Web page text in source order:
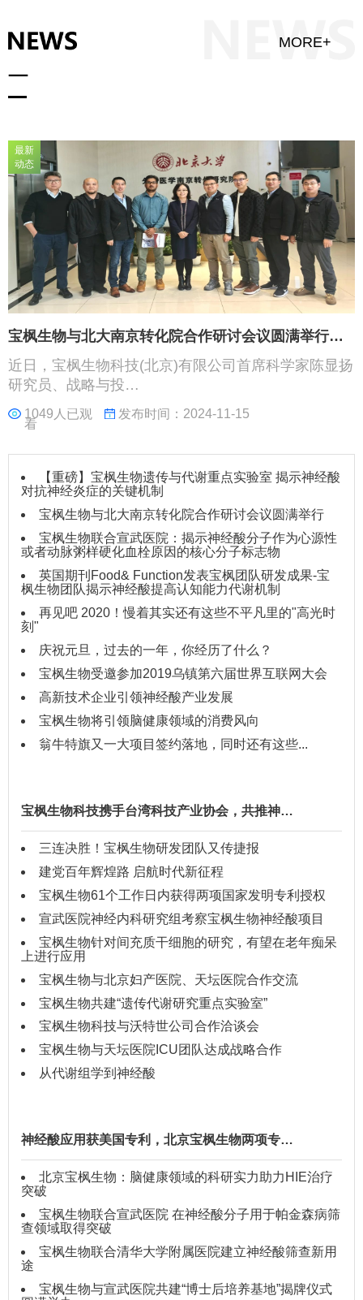
MORE+
最新
动态
宝枫生物与北大南京转化院合作研讨会议圆满举行…
近日，宝枫生物科技(北京)有限公司首席科学家陈显扬
研究员、战略与投…
1049人已观
看
发布时间：2024-11-15
【重磅】宝枫生物遗传与代谢重点实验室 揭示神经酸
对抗神经炎症的关键机制
宝枫生物与北大南京转化院合作研讨会议圆满举行
宝枫生物联合宣武医院：揭示神经酸分子作为心源性
或者动脉粥样硬化血栓原因的核心分子标志物
英国期刊Food& Function发表宝枫团队研发成果-宝
枫生物团队揭示神经酸提高认知能力代谢机制
再见吧 2020！慢着其实还有这些不平凡里的"高光时
刻"
庆祝元旦，过去的一年，你经历了什么？
宝枫生物受邀参加2019乌镇第六届世界互联网大会
高新技术企业引领神经酸产业发展
宝枫生物将引领脑健康领域的消费风向
翁牛特旗又一大项目签约落地，同时还有这些...
宝枫生物科技携手台湾科技产业协会，共推神…
三连决胜！宝枫生物研发团队又传捷报
建党百年辉煌路 启航时代新征程
宝枫生物61个工作日内获得两项国家发明专利授权
宣武医院神经内科研究组考察宝枫生物神经酸项目
宝枫生物针对间充质干细胞的研究，有望在老年痴呆
上进行应用
宝枫生物与北京妇产医院、天坛医院合作交流
宝枫生物共建“遗传代谢研究重点实验室”
宝枫生物科技与沃特世公司合作洽谈会
宝枫生物与天坛医院ICU团队达成战略合作
从代谢组学到神经酸
神经酸应用获美国专利，北京宝枫生物两项专…
北京宝枫生物：脑健康领域的科研实力助力HIE治疗
突破
宝枫生物联合宣武医院 在神经酸分子用于帕金森病筛
查领域取得突破
宝枫生物联合清华大学附属医院建立神经酸筛查新用
途
宝枫生物与宣武医院共建“博士后培养基地”揭牌仪式